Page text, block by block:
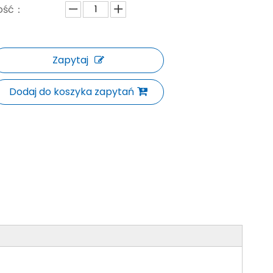
：
Zapytaj
Dodaj do koszyka zapytań